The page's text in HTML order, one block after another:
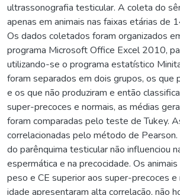
ultrassonografia testicular. A coleta do
apenas em animais nas faixas etárias de
Os dados coletados foram organizados
programa Microsoft Office Excel 2010,
utilizando-se o programa estatístico
foram separados em dois grupos, os que
e os que não produziram e então
super-precoces e normais, as médias
foram comparadas pelo teste de Tukey.
correlacionadas pelo método de
do parênquima testicular não influenciou
espermática e na precocidade. Os
peso e CE superior aos super-precoces e
idade apresentaram alta correlação, não